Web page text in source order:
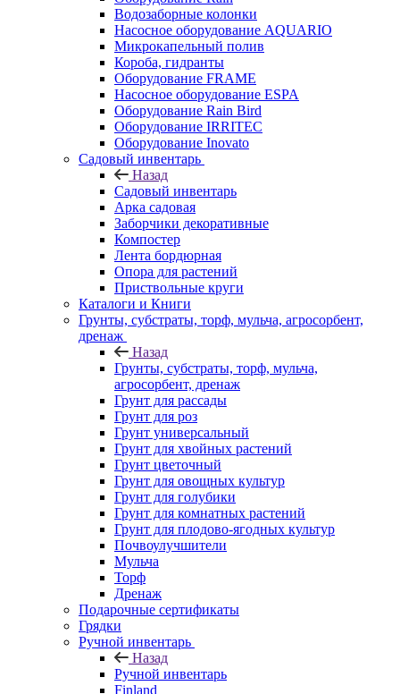
Водозаборные колонки
Насосное оборудование AQUARIO
Микрокапельный полив
Короба, гидранты
Оборудование FRAME
Насосное оборудование ESPA
Оборудование Rain Bird
Оборудование IRRITEC
Оборудование Inovato
Садовый инвентарь
Назад
Садовый инвентарь
Арка садовая
Заборчики декоративные
Компостер
Лента бордюрная
Опора для растений
Приствольные круги
Каталоги и Книги
Грунты, субстраты, торф, мульча, агросорбент,
дренаж
Назад
Грунты, субстраты, торф, мульча,
агросорбент, дренаж
Грунт для рассады
Грунт для роз
Грунт универсальный
Грунт для хвойных растений
Грунт цветочный
Грунт для овощных культур
Грунт для голубики
Грунт для комнатных растений
Грунт для плодово-ягодных культур
Почвоулучшители
Мульча
Торф
Дренаж
Подарочные сертификаты
Грядки
Ручной инвентарь
Назад
Ручной инвентарь
Finland